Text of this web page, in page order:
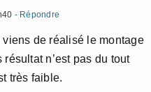
- Répondre
de réalisé le montage
n’est pas du tout
très faible.